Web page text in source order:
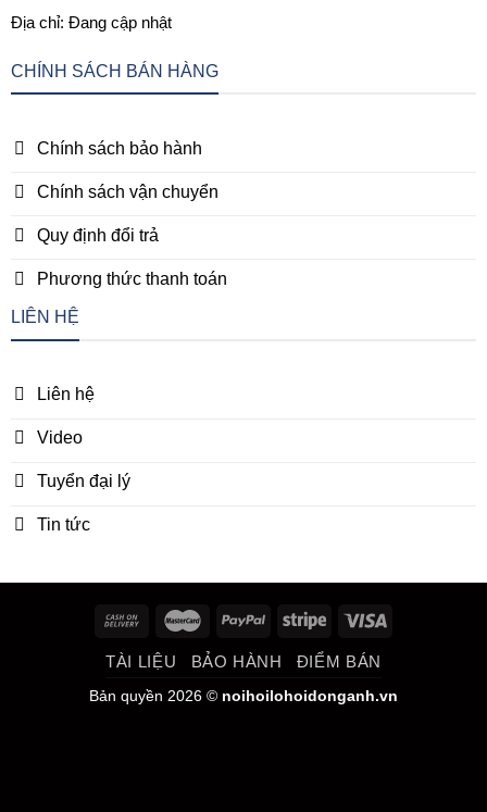
Địa chỉ: Đang cập nhật
CHÍNH SÁCH BÁN HÀNG
Chính sách bảo hành
Chính sách vận chuyển
Quy định đổi trả
Phương thức thanh toán
LIÊN HỆ
Liên hệ
Video
Tuyển đại lý
Tin tức
TÀI LIỆU BẢO HÀNH ĐIỂM BÁN
Bản quyền 2026 © noihoilohoidonganh.vn